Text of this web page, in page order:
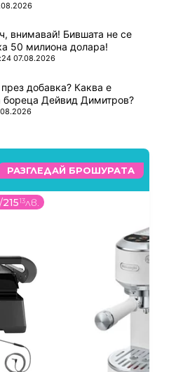
внимавай! Бившата не се
50 милиона долара!
07.08.2026
добавка? Каква е
бореца Дейвид Димитров?
РАЗГЛЕДАЙ БРОШУРАТА
/21513лв.